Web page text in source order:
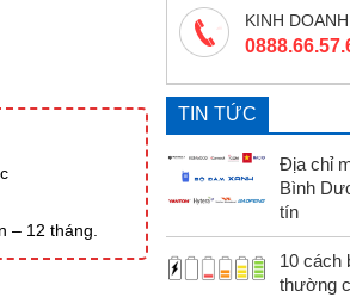
– 12 tháng.
KINH DOANH
TIN TỨC
Địa chỉ
Bình
tín
10 cách
thường